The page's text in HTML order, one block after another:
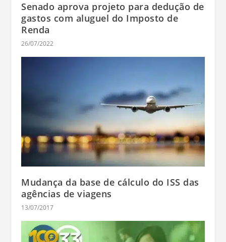
Senado aprova projeto para dedução de
gastos com aluguel do Imposto de
Renda
26/07/2022
Mudança da base de cálculo do ISS das
agências de viagens
13/07/2017